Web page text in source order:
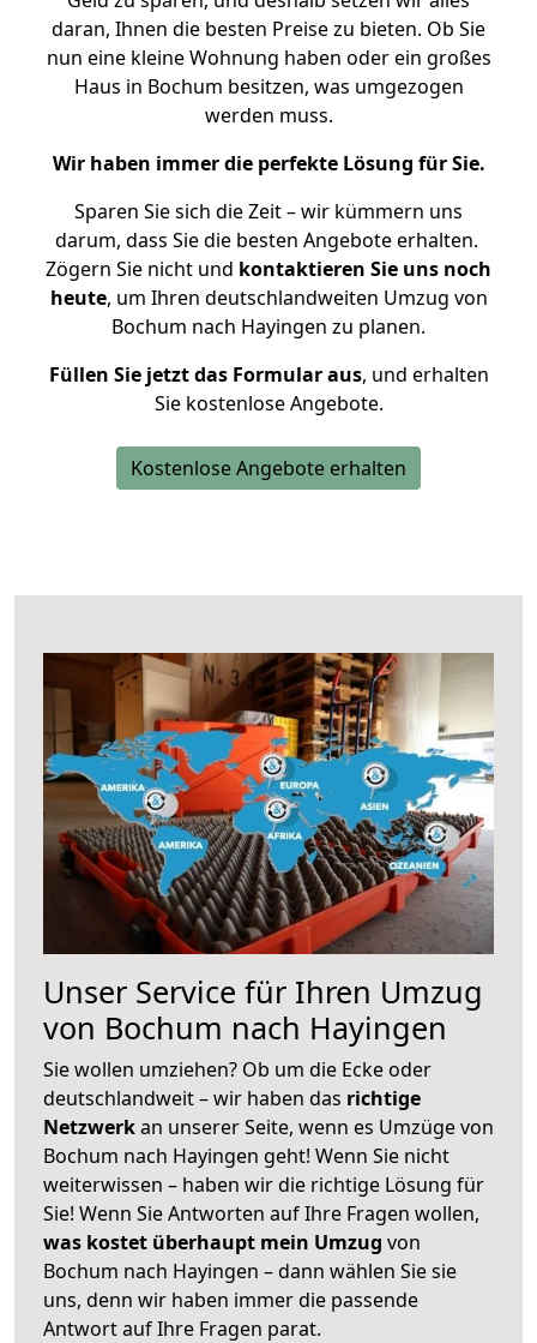
daran, Ihnen die besten Preise zu bieten. Ob Sie
nun eine kleine Wohnung haben oder ein großes
Haus in Bochum besitzen, was umgezogen
werden muss.
Wir haben immer die perfekte Lösung für Sie.
Sparen Sie sich die Zeit – wir kümmern uns
darum, dass Sie die besten Angebote erhalten.
Zögern Sie nicht und kontaktieren Sie uns noch
heute, um Ihren deutschlandweiten Umzug von
Bochum nach Hayingen zu planen.
Füllen Sie jetzt das Formular aus, und erhalten
Sie kostenlose Angebote.
Kostenlose Angebote erhalten
Unser Service für Ihren Umzug
von Bochum nach Hayingen
Sie wollen umziehen? Ob um die Ecke oder
deutschlandweit – wir haben das richtige
Netzwerkan unserer Seite, wenn es Umzüge von
Bochum nach Hayingen geht! Wenn Sie nicht
weiterwissen – haben wir die richtige Lösung für
Sie! Wenn Sie Antworten auf Ihre Fragen wollen,
was kostet überhaupt mein Umzug von
Bochum nach Hayingen – dann wählen Sie sie
uns, denn wir haben immer die passende
Antwort auf Ihre Fragen parat.